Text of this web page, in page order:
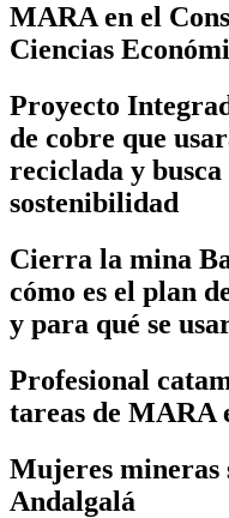
MARA en el
Ciencias
Proyecto
de cobre que
reciclada y
sostenibilidad
Cierra la mina
cómo es el plan
y para qué se
Profesional
tareas de MARA
Mujeres mineras
Andalgalá